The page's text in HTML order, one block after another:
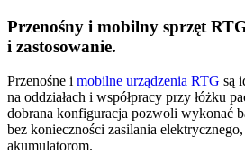
Przenośny i mobilny sprzęt
i zastosowanie.
Przenośne i mobilne urządzenia RTG są
na oddziałach i współpracy przy łóżku
dobrana konfiguracja pozwoli wykonać
bez konieczności zasilania
akumulatorom.